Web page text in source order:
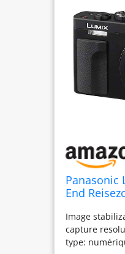
Panasonic
End
Zoom, 24
Sucher,
Image
capture
type: